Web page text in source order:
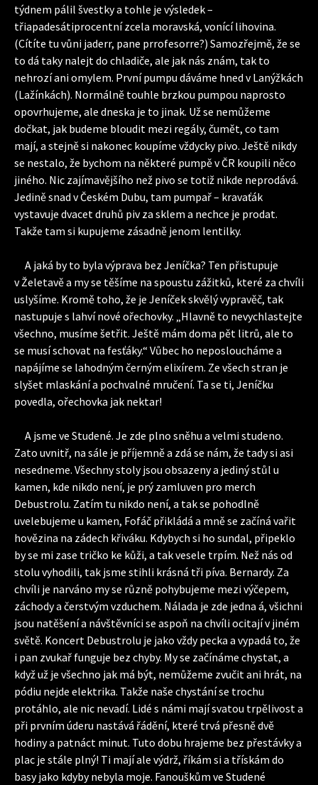
týdnem pálil švestky a tohle je výsledek –
třiapadesátiprocentní zcela moravská, vonící lihovina.
(Cítíte tu vůni jaderr, pane prrofesorre?) Samozřejmě, že se
to dá taky nalejt do chladiče, ale jak nás znám, tak to
nehrozí ani omylem. První pumpu dáváme hned v Lanýžkách
(Lažínkách). Normálně touhle brzkou pumpou naprosto
opovrhujeme, ale dneska je to jinak. Už se nemůžeme
dočkat, jak budeme bloudit mezi regály, čumět, co tam
mají, a stejně si nakonec koupíme vždycky pivo. Ještě nikdy
se nestalo, že bychom na některé pumpě v ČR koupili něco
jiného. Nic zajímavějšího než pivo se totiž nikde neprodává.
Jedině snad v Českém Dubu, tam pumpař – kravaťák
vystavuje dvacet druhů piv za sklem a nechce je prodat.
Takže tam si kupujeme zásadně jenom lentilky.
A jaká by to byla výprava bez Jeníčka? Ten přistupuje
v Želetavě a my se těšíme na spoustu zážitků, které za chvíli
uslyšíme. Kromě toho, že je Jeníček skvělý vypravěč, tak
nastupuje s lahví nové ořechovky. „Hlavně to nevychlastejte
všechno, musíme šetřit. Ještě mám doma pět litrů, ale to
se musí schovat na fesťáky.“ Vůbec ho neposloucháme a
napájíme se lahodným černým elixírem. Ze všech stran je
slyšet mlaskání a pochvalné mručení. Ta se ti, Jeníčku
povedla, ořechovka jak nektar!
A jsme ve Studené. Je zde plno sněhu a velmi studeno.
Zato uvnitř, na sále je příjemně a zdá se nám, že tady si asi
nesedneme. Všechny stoly jsou obsazeny a jediný stůl u
kamen, kde nikdo není, je prý zamluven pro merch
Debustrolu. Zatím tu nikdo není, a tak se pohodlně
uvelebujeme u kamen, Fofáč přikládá a mně se začíná vařit
hovězina na zádech křiváku. Kdybych si ho sundal, připeklo
by se mi zase tričko ke kůži, a tak vesele trpím. Než nás od
stolu vyhodili, tak jsme stihli krásná tři píva. Bernardy. Za
chvíli je narváno my se různě pohybujeme mezi výčepem,
záchody a čerstvým vzduchem. Nálada je zde jedna á, všichni
jsou natěšení a návštěvníci se aspoň na chvíli ocitají v jiném
světě. Koncert Debustrolu je jako vždy pecka a vypadá to, že
i pan zvukař funguje bez chyby. My se začínáme chystat, a
když už je všechno jak má být, nemůžeme zvučit ani hrát, na
pódiu nejde elektrika. Takže naše chystání se trochu
protáhlo, ale nic nevadí. Lidé s námi mají svatou trpělivost a
při prvním úderu nastává řádění, které trvá přesně dvě
hodiny a patnáct minut. Tuto dobu hrajeme bez přestávky a
plac je stále plný! Ti mají ale výdrž, říkám si a třískám do
basy jako kdyby nebyla moje. Fanouškům ve Studené